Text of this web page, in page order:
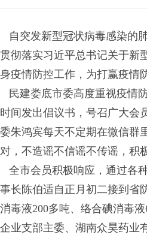
民建湖南
自突发新型冠状病毒感染的
贯彻落实习近平总书记关于新
身疫情防控工作，为打赢疫情
民建娄底市委高度重视疫情
时间发出倡议书，号召广大会
委朱鸿宾每天不定期在微信群
对，不造谣不信谣不传谣，积
全市会员积极响应，通过各
事长陈伯适自正月初二接到省
消毒液200多吨、络合碘消毒
企业支部主委、湖南众昊药业